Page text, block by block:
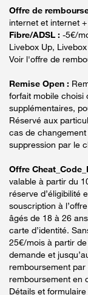
Offre de
internet et internet
Fibre/ADSL : -5€/
Livebox Up,
Voir l'offre de
Remise Open :
forfait mobile choisi
supplémentaires,
Réservé aux
cas de
suppression par le
Offre
valable à partir du
réserve d’éligibilité
souscription à
âgés de 18 à 26
carte d’identité.
25€/mois à partir
demande et
remboursement
remboursement en
Détails et